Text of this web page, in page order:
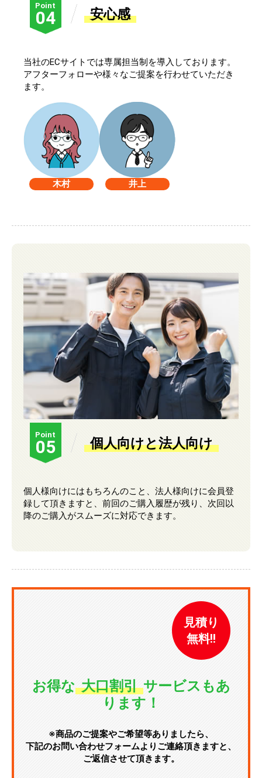
Point
04 安心感
当社のECサイトでは専属担当制を導入しております。
アフターフォローや様々なご提案を行わせていただき
ます。
木村 井上
Point
05 個人向けと法人向け
個人様向けにはもちろんのこと、法人様向けに会員登
録して頂きますと、前回のご購入履歴が残り、次回以
降のご購入がスムーズに対応できます。
お得な 大口割引 サービスもあ
ります！
※商品のご提案やご希望等ありましたら、
下記のお問い合わせフォームよりご連絡頂きますと、
ご返信させて頂きます。
見積り
無料!!